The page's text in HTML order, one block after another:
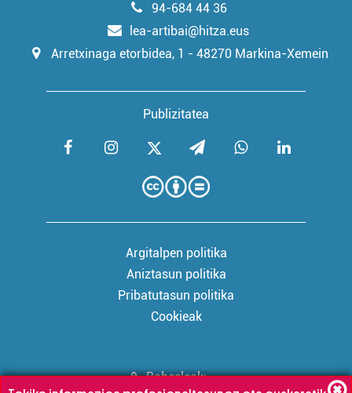
94-684 44 36
lea-artibai@hitza.eus
Arretxinaga etorbidea, 1 - 48270 Markina-Xemein
Publizitatea
Argitalpen politika
Aniztasun politika
Pribatutasun politika
Cookieak
Babesleak: